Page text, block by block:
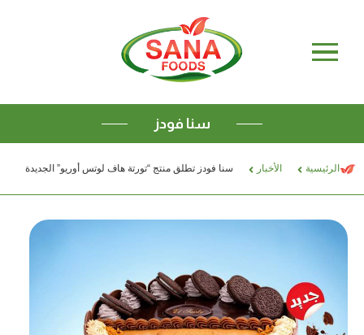
سنا فودز
التصدير
تواصل معنا
الرئيسية الأخبار سنا فودز تطلق منتج “تورتة هاف لوتس أوريو” الجديدة